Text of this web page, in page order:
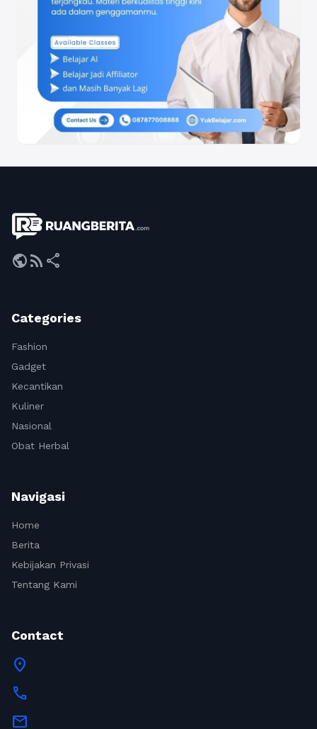
publicrss_feed share
Categories
Fashion
Gadget
Kecantikan
Kuliner
Nasional
Obat Herbal
Navigasi
Home
Berita
Kebijakan Privasi
Tentang Kami
Contact
location_on
call
mail